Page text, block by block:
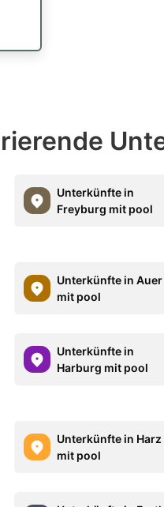
Unterkünfte in
Freyburg mit pool
Unterkünfte in Auer
mit pool
Unterkünfte in
Harburg mit pool
Unterkünfte in Harz
mit pool